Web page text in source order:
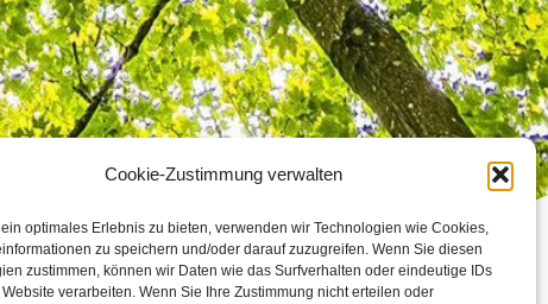
Cookie-Zustimmung verwalten
optimales Erlebnis zu bieten, verwenden wir Technologien wie Cookies,
zu speichern und/oder darauf zuzugreifen. Wenn Sie diesen
zustimmen, können wir Daten wie das Surfverhalten oder eindeutige IDs
verarbeiten. Wenn Sie Ihre Zustimmung nicht erteilen oder